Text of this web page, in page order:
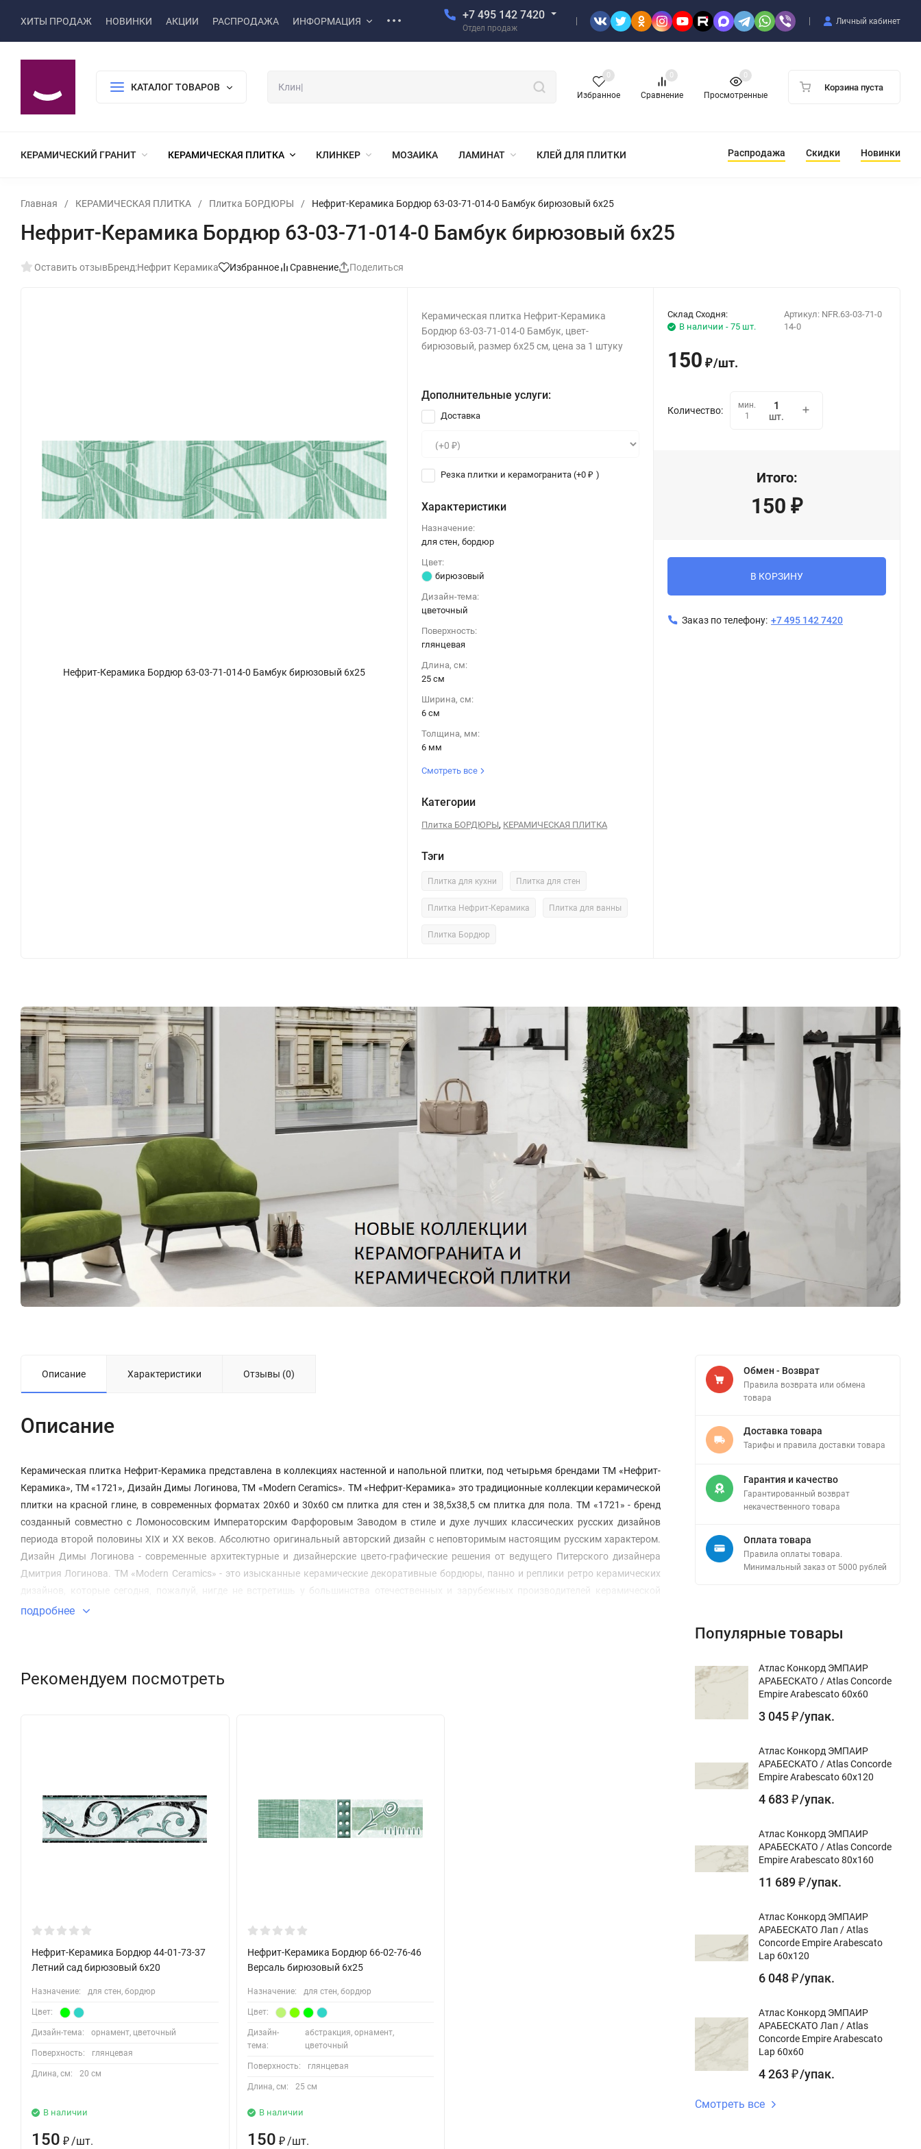
ХИТЫ ПРОДАЖ НОВИНКИ АКЦИИ РАСПРОДАЖА ИНФОРМАЦИЯ +7 495 142 7420
Отдел продаж
Личный кабинет
КАТАЛОГ ТОВАРОВ
Избранное
0
Сравнение
0
Просмотренные
0
Корзина пуста
КЕРАМИЧЕСКИЙ ГРАНИТ КЕРАМИЧЕСКАЯ ПЛИТКА КЛИНКЕР МОЗАИКА ЛАМИНАТ КЛЕЙ ДЛЯ ПЛИТКИ Распродажа Скидки Новинки
Главная / КЕРАМИЧЕСКАЯ ПЛИТКА / Плитка БОРДЮРЫ / Нефрит-Керамика Бордюр 63-03-71-014-0 Бамбук бирюзовый 6х25
Нефрит-Керамика Бордюр 63-03-71-014-0 Бамбук бирюзовый 6х25
Оставить отзывБренд:Нефрит Керамика Избранное Сравнение Поделиться
Нефрит-Керамика Бордюр 63-03-71-014-0 Бамбук бирюзовый 6х25
Керамическая плитка Нефрит-Керамика
Бордюр 63-03-71-014-0 Бамбук, цвет-
бирюзовый, размер 6х25 см, цена за 1 штуку
Дополнительные услуги:
Доставка
Резка плитки и керамогранита (+0₽ )
Характеристики
Назначение:
для стен, бордюр
Цвет:
бирюзовый
Дизайн-тема:
цветочный
Поверхность:
глянцевая
Длина, см:
25 см
Ширина, см:
6 см
Толщина, мм:
6 мм
Смотреть все
Категории
Плитка БОРДЮРЫ, КЕРАМИЧЕСКАЯ ПЛИТКА
Тэги
Плитка для кухни Плитка для стен
Плитка Нефрит-Керамика Плитка для ванны
Плитка Бордюр
Артикул: NFR.63-03-71-0
14-0
Склад Сходня:
В наличии - 75 шт.
150 ₽/шт.
Количество:
мин.
1
шт.
Итого:
150 ₽
В КОРЗИНУ
Заказ по телефону: +7 495 142 7420
Описание Характеристики Отзывы (0)
Описание
Керамическая плитка Нефрит-Керамика представлена в коллекциях настенной и напольной плитки, под четырьмя брендами ТМ «Нефрит-
Керамика», ТМ «1721», Дизайн Димы Логинова, ТМ «Modern Ceramics». ТМ «Нефрит-Керамика» это традиционные коллекции керамической
плитки на красной глине, в современных форматах 20х60 и 30х60 см плитка для стен и 38,5х38,5 см плитка для пола. ТМ «1721» - бренд
созданный совместно с Ломоносовским Императорским Фарфоровым Заводом в стиле и духе лучших классических русских дизайнов
периода второй половины XIX и XX веков. Абсолютно оригинальный авторский дизайн с неповторимым настоящим русским характером.
Дизайн Димы Логинова - современные архитектурные и дизайнерские цвето-графические решения от ведущего Питерского дизайнера
Дмитрия Логинова. ТМ «Modern Ceramics» - это изысканные керамические декоративные бордюры, панно и реплики ретро керамических
дизайнов, которые сегодня, пожалуй, нигде не встретишь у большинства отечественных и зарубежных производителей керамической
плитки.
подробнее
Рекомендуем посмотреть
Нефрит-Керамика Бордюр 44-01-73-37
Летний сад бирюзовый 6х20
Назначение: для стен, бордюр
Цвет:
Дизайн-тема: орнамент, цветочный
Поверхность: глянцевая
Длина, см: 20 см
В наличии
150 ₽ /шт.
Нефрит-Керамика Бордюр 66-02-76-46
Версаль бирюзовый 6х25
Назначение: для стен, бордюр
Цвет:
Дизайн-
тема:
абстракция, орнамент,
цветочный
Поверхность: глянцевая
Длина, см: 25 см
В наличии
150 ₽ /шт.
Обмен - Возврат
Правила возврата или обмена
товара
Доставка товара
Тарифы и правила доставки товара
Гарантия и качество
Гарантированный возврат
некачественного товара
Оплата товара
Правила оплаты товара.
Минимальный заказ от 5000 рублей
Популярные товары
Атлас Конкорд ЭМПАИР
АРАБЕСКАТО / Atlas Concorde
Empire Arabescato 60x60
3 045 ₽ /упак.
Атлас Конкорд ЭМПАИР
АРАБЕСКАТО / Atlas Concorde
Empire Arabescato 60x120
4 683 ₽ /упак.
Атлас Конкорд ЭМПАИР
АРАБЕСКАТО / Atlas Concorde
Empire Arabescato 80x160
11 689 ₽ /упак.
Атлас Конкорд ЭМПАИР
АРАБЕСКАТО Лап / Atlas
Concorde Empire Arabescato
Lap 60x120
6 048 ₽ /упак.
Атлас Конкорд ЭМПАИР
АРАБЕСКАТО Лап / Atlas
Concorde Empire Arabescato
Lap 60x60
4 263 ₽ /упак.
Смотреть все